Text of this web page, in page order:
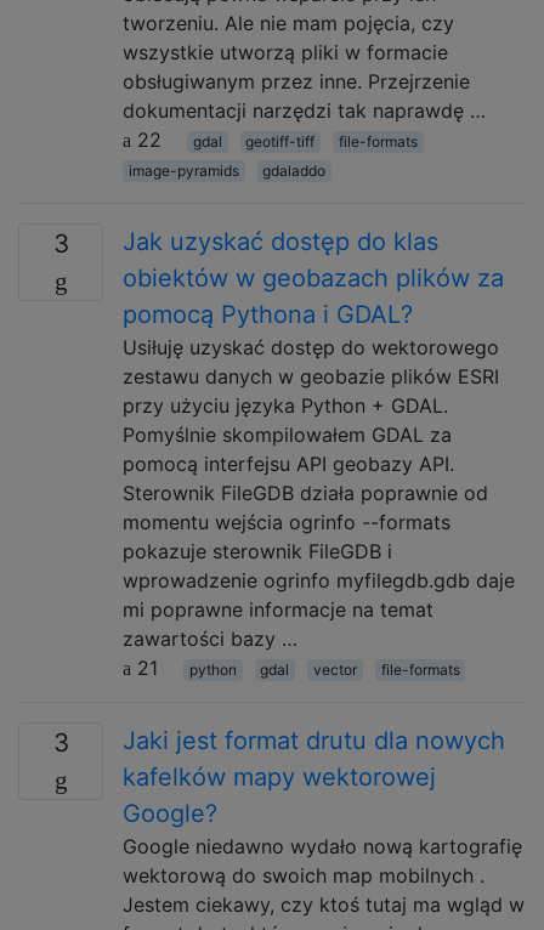
tworzeniu. Ale nie mam pojęcia, czy
wszystkie utworzą pliki w formacie
obsługiwanym przez inne. Przejrzenie
dokumentacji narzędzi tak naprawdę …
22
gdal geotiff-tiff
file-formats
image-pyramids
gdaladdo
3
Jak uzyskać dostęp do klas
obiektów w geobazach plików za
pomocą Pythona i GDAL?
Usiłuję uzyskać dostęp do wektorowego
zestawu danych w geobazie plików ESRI
przy użyciu języka Python + GDAL.
Pomyślnie skompilowałem GDAL za
pomocą interfejsu API geobazy API.
Sterownik FileGDB działa poprawnie od
momentu wejścia ogrinfo --formats
pokazuje sterownik FileGDB i
wprowadzenie ogrinfo myfilegdb.gdb daje
mi poprawne informacje na temat
zawartości bazy …
21
python gdal vector file-formats
3
Jaki jest format drutu dla nowych
kafelków mapy wektorowej
Google?
Google niedawno wydało nową kartografię
wektorową do swoich map mobilnych .
Jestem ciekawy, czy ktoś tutaj ma wgląd w